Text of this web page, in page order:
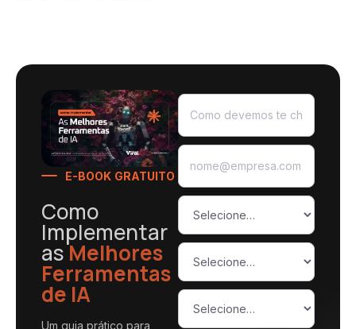
E-BOOK GRATUITO
Como
Implementar
asMelhores
Ferramentas
de IA
Um guia prático para